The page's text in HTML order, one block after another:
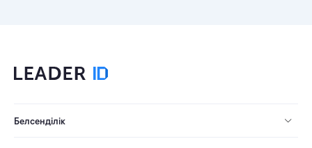
Белсенділік